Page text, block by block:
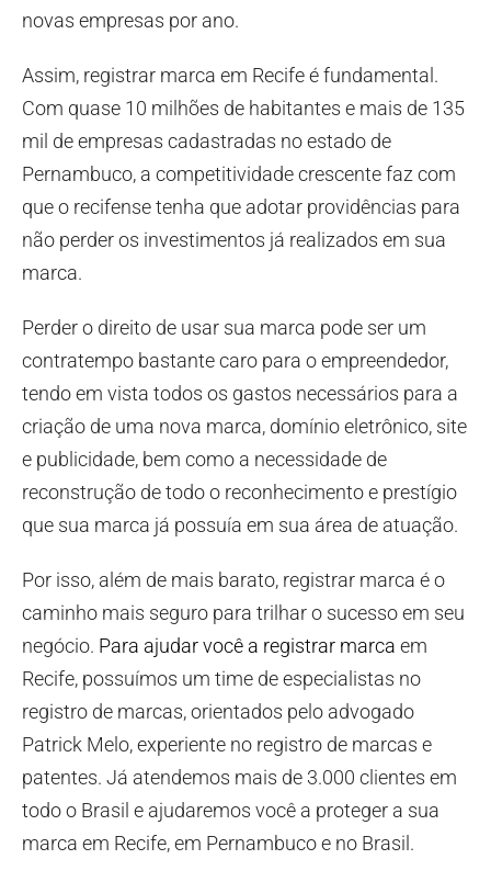
novas empresas por ano.
Assim, registrar marca em Recife é fundamental.
Com quase 10 milhões de habitantes e mais de 135
mil de empresas cadastradas no estado de
Pernambuco, a competitividade crescente faz com
que o recifense tenha que adotar providências para
não perder os investimentos já realizados em sua
marca.
Perder o direito de usar sua marca pode ser um
contratempo bastante caro para o empreendedor,
tendo em vista todos os gastos necessários para a
criação de uma nova marca, domínio eletrônico, site
e publicidade, bem como a necessidade de
reconstrução de todo o reconhecimento e prestígio
que sua marca já possuía em sua área de atuação.
Por isso, além de mais barato, registrar marca é o
caminho mais seguro para trilhar o sucesso em seu
negócio. Para ajudar você a registrar marca em
Recife, possuímos um time de especialistas no
registro de marcas, orientados pelo advogado
Patrick Melo, experiente no registro de marcas e
patentes. Já atendemos mais de 3.000 clientes em
todo o Brasil e ajudaremos você a proteger a sua
marca em Recife, em Pernambuco e no Brasil.